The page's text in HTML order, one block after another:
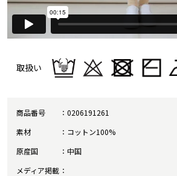
取扱い
商品番号
0206191261
素材
コットン100%
原産国
中国
メディア掲載